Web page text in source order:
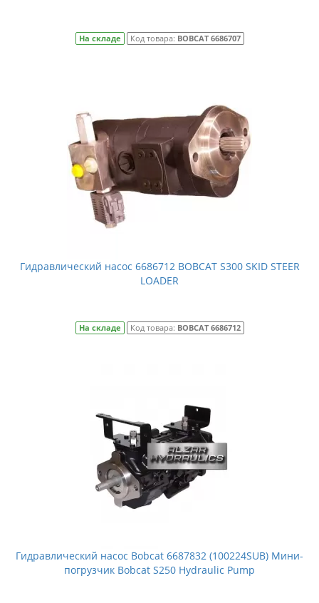
На складе Код товара: BOBCAT 6686707
Гидравлический насос 6686712 BOBCAT S300 SKID STEER
LOADER
На складе Код товара: BOBCAT 6686712
Гидравлический насос Bobcat 6687832 (100224SUB) Мини-
погрузчик Bobcat S250 Hydraulic Pump